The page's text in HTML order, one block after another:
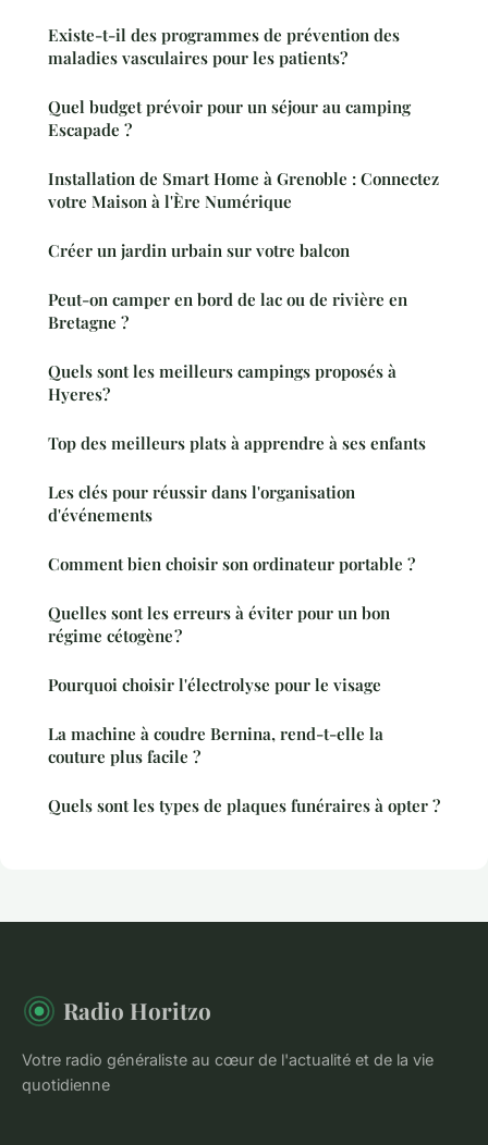
Existe-t-il des programmes de prévention des
maladies vasculaires pour les patients?
Quel budget prévoir pour un séjour au camping
Escapade ?
Installation de Smart Home à Grenoble : Connectez
votre Maison à l'Ère Numérique
Créer un jardin urbain sur votre balcon
Peut-on camper en bord de lac ou de rivière en
Bretagne ?
Quels sont les meilleurs campings proposés à
Hyeres?
Top des meilleurs plats à apprendre à ses enfants
Les clés pour réussir dans l'organisation
d'événements
Comment bien choisir son ordinateur portable ?
Quelles sont les erreurs à éviter pour un bon
régime cétogène ?
Pourquoi choisir l'électrolyse pour le visage
La machine à coudre Bernina, rend-t-elle la
couture plus facile ?
Quels sont les types de plaques funéraires à opter ?
Radio Horitzo
Votre radio généraliste au cœur de l'actualité et de la vie
quotidienne